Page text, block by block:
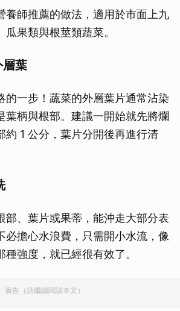
養師推薦的做法，適用於市面上九
果類與根莖類蔬菜。
層葉
的一步！蔬菜的外層葉片通常沾染
葉柄與根部。建議一開始就先將爛
約 1 公分，葉片分開後再進行清
部、葉片或果蒂，能沖走大部分表
必擔心水浪費，只需開小水流，像
強度，就已經很有效了。
廣告（請繼續閱讀本文）